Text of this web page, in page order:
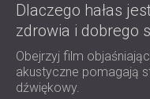
Dlaczego hałas
zdrowia i dobrego
Obejrzyj film
akustyczne pomagają
dźwiękowy.